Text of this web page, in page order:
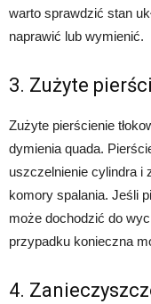
warto sprawdzić stan
naprawić lub wymienić.
3. Zużyte
Zużyte pierścienie
dymienia quada.
uszczelnienie cylindra i
komory spalania. Jeśli
może dochodzić do
przypadku konieczna
4.